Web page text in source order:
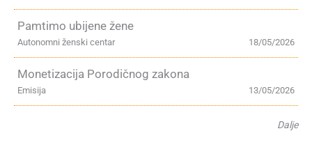
Pamtimo ubijene žene
18/05/2026
Autonomni ženski centar
Monetizacija Porodičnog zakona
13/05/2026
Emisija
Dalje